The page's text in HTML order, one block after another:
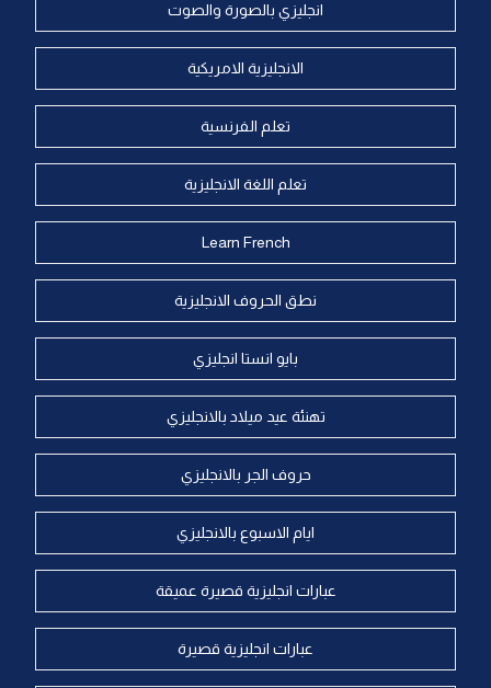
انجليزي بالصورة والصوت
الانجليزية الامريكية
تعلم الفرنسية
تعلم اللغة الانجليزية
Learn French
نطق الحروف الانجليزية
بايو انستا انجليزي
تهنئة عيد ميلاد بالانجليزي
حروف الجر بالانجليزي
ايام الاسبوع بالانجليزي
عبارات انجليزية قصيرة عميقة
عبارات انجليزية قصيرة